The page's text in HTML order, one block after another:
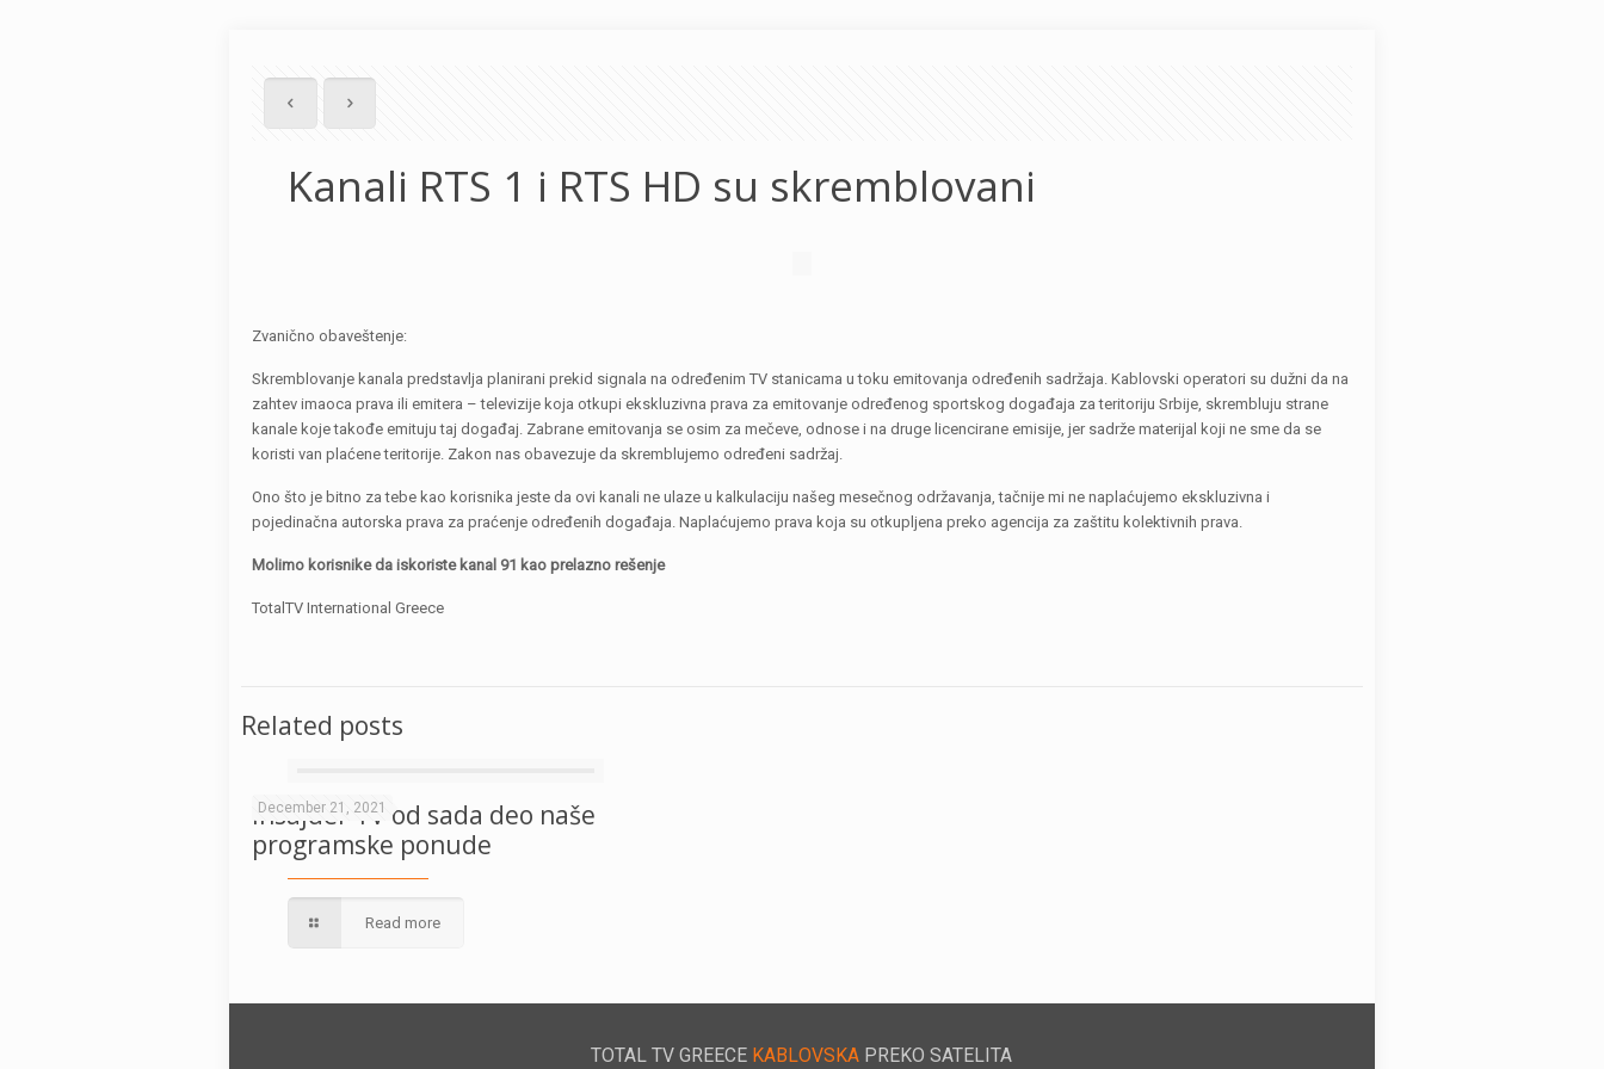
Kanali RTS 1 i RTS HD su skremblovani
Zvanično obaveštenje:
Skremblovanje kanala predstavlja planirani prekid signala na određenim TV stanicama u toku emitovanja određenih sadržaja. Kablovski operatori su dužni da na
zahtev imaoca prava ili emitera – televizije koja otkupi ekskluzivna prava za emitovanje određenog sportskog događaja za teritoriju Srbije, skrembluju strane
kanale koje takođe emituju taj događaj. Zabrane emitovanja se osim za mečeve, odnose i na druge licencirane emisije, jer sadrže materijal koji ne sme da se
koristi van plaćene teritorije. Zakon nas obavezuje da skremblujemo određeni sadržaj.
Ono što je bitno za tebe kao korisnika jeste da ovi kanali ne ulaze u kalkulaciju našeg mesečnog održavanja, tačnije mi ne naplaćujemo ekskluzivna i
pojedinačna autorska prava za praćenje određenih događaja. Naplaćujemo prava koja su otkupljena preko agencija za zaštitu kolektivnih prava.
Molimo korisnike da iskoriste kanal 91 kao prelazno rešenje
TotalTV International Greece
Related posts
December 21, 2021
Insajder TV od sada deo naše
programske ponude
Read more
TOTAL TV GREECE KABLOVSKA PREKO SATELITA